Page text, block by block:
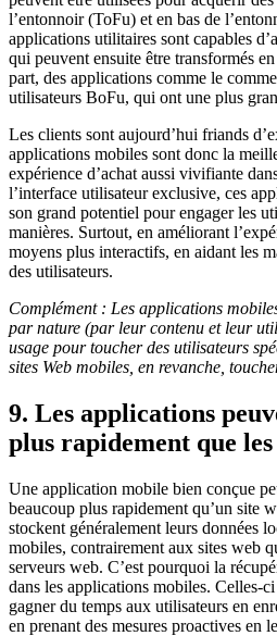
l’entonnoir (ToFu) et en bas de
applications utilitaires sont capables
qui peuvent ensuite être transformés
part, des applications comme le
utilisateurs BoFu, qui ont une plus
Les clients sont aujourd’hui friands
applications mobiles sont donc la
expérience d’achat aussi vivifiante
l’interface utilisateur exclusive, ces
son grand potentiel pour engager les
manières. Surtout, en améliorant
moyens plus interactifs, en aidant les
des utilisateurs.
Complément : Les applications
par nature (par leur contenu et leur
usage pour toucher des utilisateurs
sites Web mobiles, en revanche,
9. Les applications
plus rapidement que les
Une application mobile bien conçue
beaucoup plus rapidement qu’un site
stockent généralement leurs données
mobiles, contrairement aux sites web
serveurs web. C’est pourquoi la
dans les applications mobiles. Celles-
gagner du temps aux utilisateurs en
en prenant des mesures proactives en